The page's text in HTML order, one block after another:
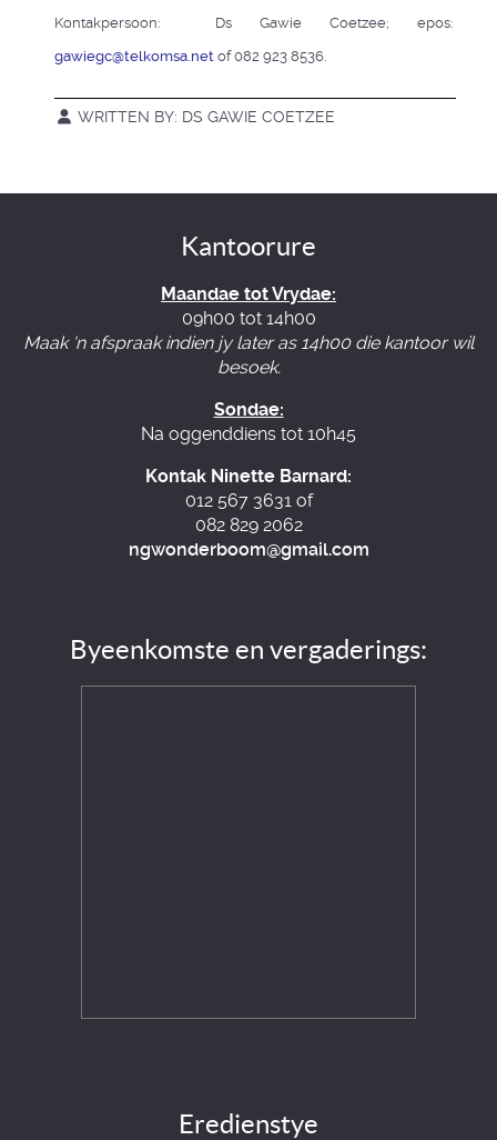
Kontakpersoon: Ds Gawie Coetzee; epos:
gawiegc@telkomsa.net of 082 923 8536.
WRITTEN BY: DS GAWIE COETZEE
Kantoorure
Maandae tot Vrydae:
09h00 tot 14h00
Maak 'n afspraak indien jy later as 14h00 die kantoor wil
besoek.
Sondae:
Na oggenddiens tot 10h45
Kontak Ninette Barnard:
012 567 3631 of
082 829 2062
ngwonderboom@gmail.com
Byeenkomste en vergaderings:
Eredienstye